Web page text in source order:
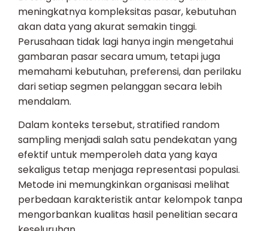
meningkatnya kompleksitas pasar, kebutuhan
akan data yang akurat semakin tinggi.
Perusahaan tidak lagi hanya ingin mengetahui
gambaran pasar secara umum, tetapi juga
memahami kebutuhan, preferensi, dan perilaku
dari setiap segmen pelanggan secara lebih
mendalam.
Dalam konteks tersebut, stratified random
sampling menjadi salah satu pendekatan yang
efektif untuk memperoleh data yang kaya
sekaligus tetap menjaga representasi populasi.
Metode ini memungkinkan organisasi melihat
perbedaan karakteristik antar kelompok tanpa
mengorbankan kualitas hasil penelitian secara